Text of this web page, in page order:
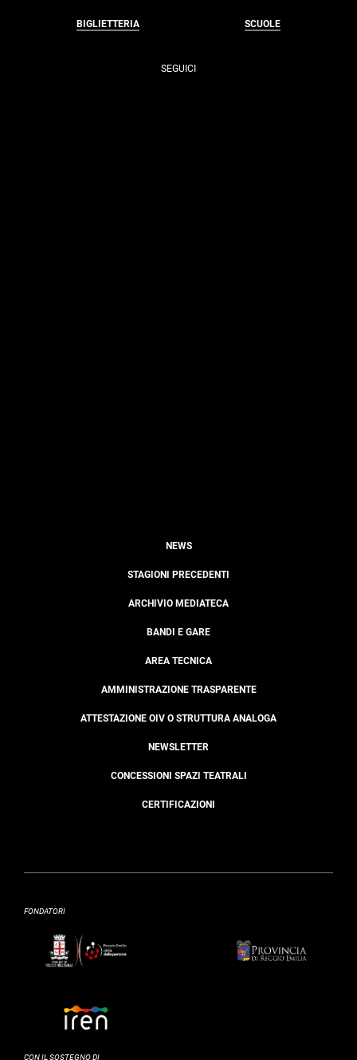
BIGLIETTERIA SCUOLE
SEGUICI
NEWS
STAGIONI PRECEDENTI
ARCHIVIO MEDIATECA
BANDI E GARE
AREA TECNICA
AMMINISTRAZIONE TRASPARENTE
ATTESTAZIONE OIV O STRUTTURA ANALOGA
NEWSLETTER
CONCESSIONI SPAZI TEATRALI
CERTIFICAZIONI
FONDATORI
CON IL SOSTEGNO DI